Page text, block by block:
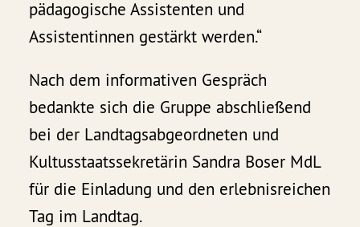
pädagogische Assistenten und
Assistentinnen gestärkt werden.“
Nach dem informativen Gespräch
bedankte sich die Gruppe abschließend
bei der Landtagsabgeordneten und
Kultusstaatssekretärin Sandra Boser MdL
für die Einladung und den erlebnisreichen
Tag im Landtag.